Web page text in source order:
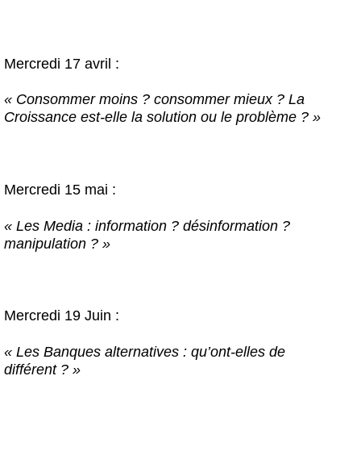
Mercredi 17 avril :
« Consommer moins ? consommer mieux ? La
Croissance est-elle la solution ou le problème ? »
Mercredi 15 mai :
« Les Media : information ? désinformation ?
manipulation ? »
Mercredi 19 Juin :
« Les Banques alternatives : qu’ont-elles de
différent ? »